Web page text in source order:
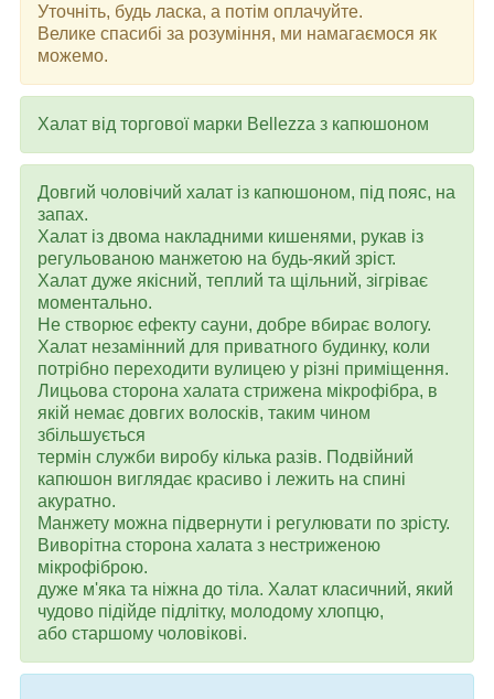
Уточніть, будь ласка, а потім оплачуйте.
Велике спасибі за розуміння, ми намагаємося як
можемо.
Халат від торгової марки Bellezza з капюшоном
Довгий чоловічий халат із капюшоном, під пояс, на
запах.
Халат із двома накладними кишенями, рукав із
регульованою манжетою на будь-який зріст.
Халат дуже якісний, теплий та щільний, зігріває
моментально.
Не створює ефекту сауни, добре вбирає вологу.
Халат незамінний для приватного будинку, коли
потрібно переходити вулицею у різні приміщення.
Лицьова сторона халата стрижена мікрофібра, в
якій немає довгих волосків, таким чином
збільшується
термін служби виробу кілька разів. Подвійний
капюшон виглядає красиво і лежить на спині
акуратно.
Манжету можна підвернути і регулювати по зрісту.
Виворітна сторона халата з нестриженою
мікрофіброю.
дуже м'яка та ніжна до тіла. Халат класичний, який
чудово підійде підлітку, молодому хлопцю,
або старшому чоловікові.